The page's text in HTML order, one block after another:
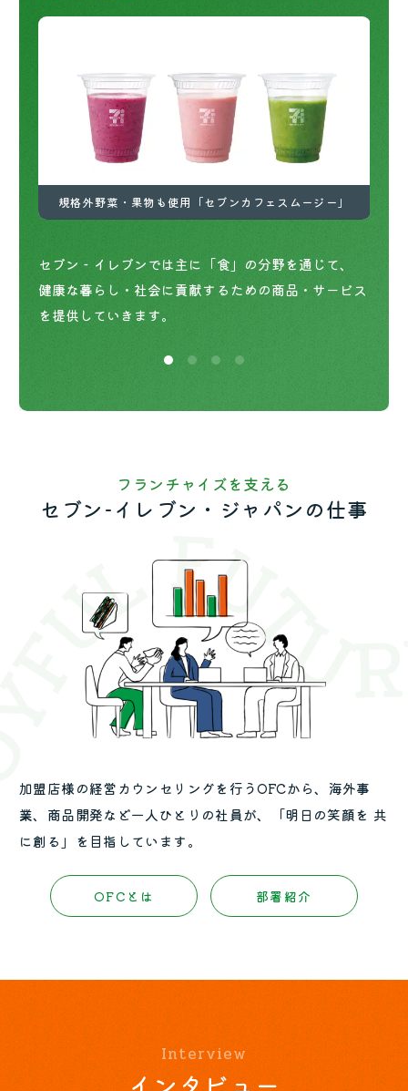
ソフトバンクギフト
加盟店様における IT / DX推進イメージ
規格外野菜・果物も使用「セブンカフェスムージー」
セブン‐イレブンでは主に「食」の分野を通じて、
健康な暮らし・社会に貢献するための商品・サービス
を提供していきます。
地産地消の促進
デイリー商品の長鮮度化
加盟店様における IT / DX推進イメージ
規格外野菜・果物も使用「セブンカフェスムージー」
フランチャイズを支える
セブン-イレブン・ジャパンの仕事
加盟店様の経営カウンセリングを行うOFCから、海外事
業、商品開発など一人ひとりの社員が、「明日の笑顔を 共
に創る」を目指しています。
OFC と は 部署 紹介
Interview